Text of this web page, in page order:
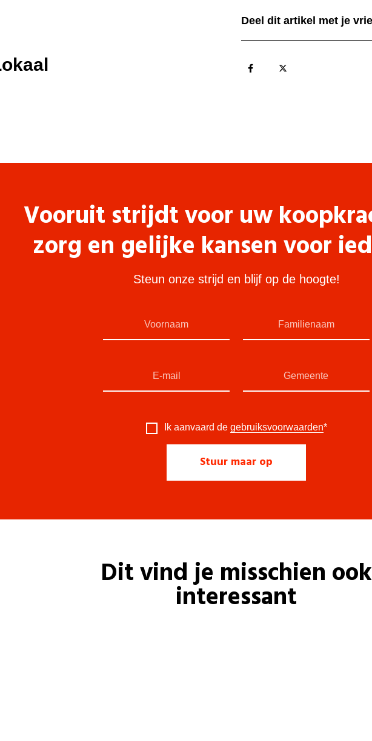
Deel dit artikel met je
Vooruit strijdt voor uw
zorg en gelijke kansen voor
Steun onze strijd en blijf op de hoogte!
Ik aanvaard de gebruiksvoorwaarden*
Dit vind je misschien ook
interessant